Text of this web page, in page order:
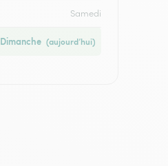
Samedi
Dimanche (aujourd’hui)